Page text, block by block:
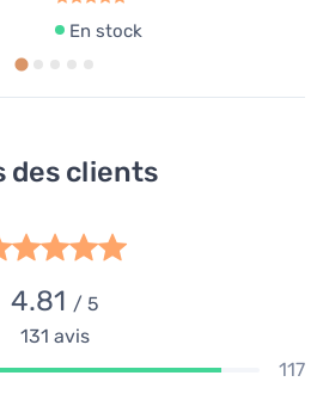
En stock
des clients
4.81 / 5
131 avis
117